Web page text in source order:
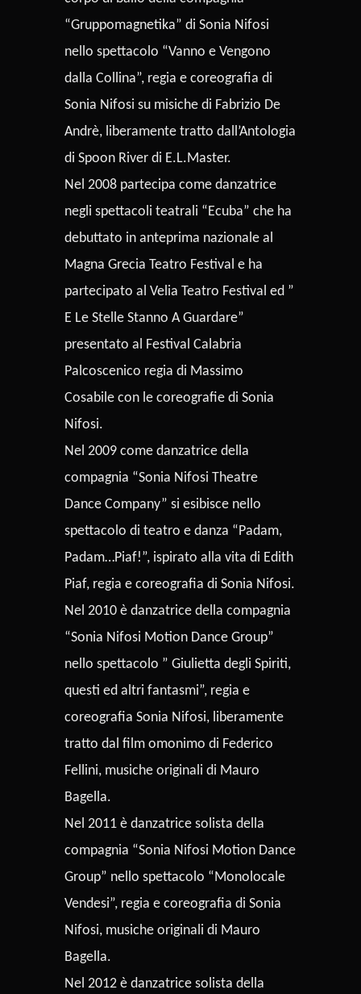
“Gruppomagnetika” di Sonia Nifosi
nello spettacolo “Vanno e Vengono
dalla Collina”, regia e coreografia di
Sonia Nifosi su misiche di Fabrizio De
Andrè, liberamente tratto dall’Antologia
di Spoon River di E.L.Master.
Nel 2008 partecipa come danzatrice
negli spettacoli teatrali “Ecuba” che ha
debuttato in anteprima nazionale al
Magna Grecia Teatro Festival e ha
partecipato al Velia Teatro Festival ed ”
E Le Stelle Stanno A Guardare”
presentato al Festival Calabria
Palcoscenico regia di Massimo
Cosabile con le coreografie di Sonia
Nifosi.
Nel 2009 come danzatrice della
compagnia “Sonia Nifosi Theatre
Dance Company” si esibisce nello
spettacolo di teatro e danza “Padam,
Padam…Piaf!”, ispirato alla vita di Edith
Piaf, regia e coreografia di Sonia Nifosi.
Nel 2010 è danzatrice della compagnia
“Sonia Nifosi Motion Dance Group”
nello spettacolo ” Giulietta degli Spiriti,
questi ed altri fantasmi”, regia e
coreografia Sonia Nifosi, liberamente
tratto dal film omonimo di Federico
Fellini, musiche originali di Mauro
Bagella.
Nel 2011 è danzatrice solista della
compagnia “Sonia Nifosi Motion Dance
Group” nello spettacolo “Monolocale
Vendesi”, regia e coreografia di Sonia
Nifosi, musiche originali di Mauro
Bagella.
Nel 2012 è danzatrice solista della